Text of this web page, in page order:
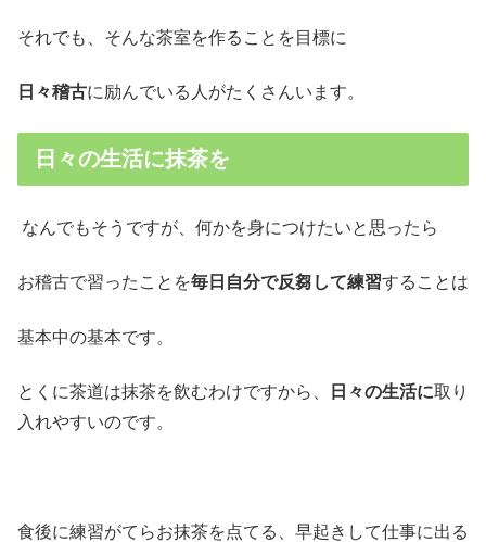
それでも、そんな茶室を作ることを目標に
日々稽古に励んでいる人がたくさんいます。
日々の生活に抹茶を
なんでもそうですが、何かを身につけたいと思ったら
お稽古で習ったことを毎日自分で反芻して練習することは
基本中の基本です。
とくに茶道は抹茶を飲むわけですから、 日々の生活に取り
入れやすいのです。
食後に練習がてらお抹茶を点てる、早起きして仕事に出る